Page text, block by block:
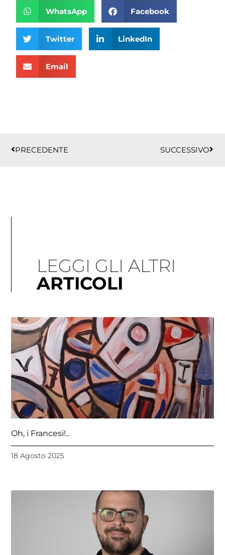
WhatsApp Facebook
Twitter LinkedIn
Email
PRECEDENTE
SUCCESSIVO
LEGGI GLI ALTRI
ARTICOLI
Oh, i Francesi!..
18 Agosto 2025
PaginaPagina
Pagina
Pagina
Pagina